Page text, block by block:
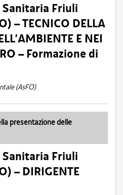
Friuli
– TECNICO DELLA
E NEI
– Formazione di
(AsFO)
presentazione delle
Friuli
– DIRIGENTE